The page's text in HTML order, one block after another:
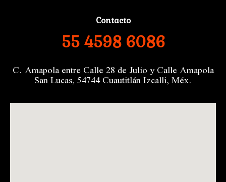
Contacto
55 4598 6086
C. Amapola entre Calle 28 de Julio y Calle Amapola
San Lucas, 54744 Cuautitlán Izcalli, Méx.